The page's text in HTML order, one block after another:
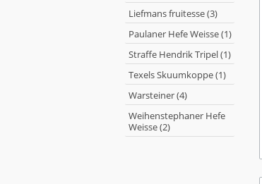
Liefmans fruitesse (3)
Paulaner Hefe Weisse (1)
Straffe Hendrik Tripel (1)
Texels Skuumkoppe (1)
Warsteiner (4)
Weihenstephaner Hefe
Weisse (2)